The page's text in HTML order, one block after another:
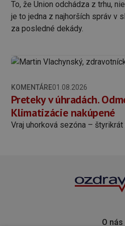
To, že Union odchádza z trhu,
je to jedna z najhorších správ v
za posledné dekády.
KOMENTÁRE01.08.2026
Preteky v úhradách.
Klimatizácie nakúpené
Vraj uhorková sezóna –
O nás